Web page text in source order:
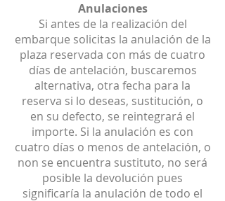
Anulaciones
Si antes de la realización del
embarque solicitas la anulación de la
plaza reservada con más de cuatro
días de antelación, buscaremos
alternativa, otra fecha para la
reserva si lo deseas, sustitución, o
en su defecto, se reintegrará el
importe. Si la anulación es con
cuatro días o menos de antelación, o
non se encuentra sustituto, no será
posible la devolución pues
significaría la anulación de todo el